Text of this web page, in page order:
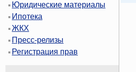
Юридические материалы
Ипотека
ЖКХ
Пресс-релизы
Регистрация прав